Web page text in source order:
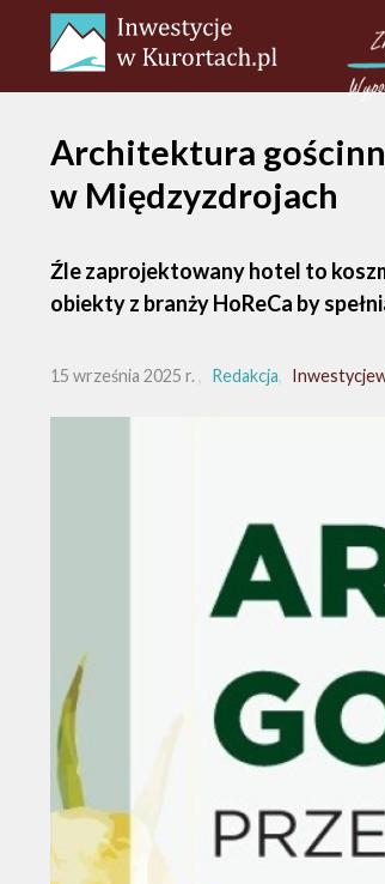
Architektura
w Międzyzdrojach
Źle zaprojektowany hotel to
obiekty z branży HoReCa by
15 września 2025 r. Redakcja